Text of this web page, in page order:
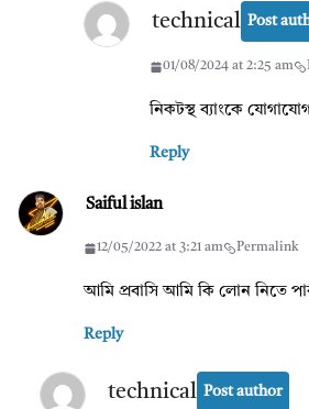
technical Post
01/08/2024 at 2:25 am
নিকটস্থ ব্যাংকে
Reply
Saiful islan
12/05/2022 at 3:21 am Permalink
আমি প্রবাসি আমি কি লোন নিতে
Reply
technical Post author